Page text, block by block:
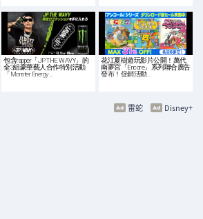
包含rapper「JP THE WAVY」的
全3組豪華藝人合作特別活動
「Monster Energy…
花江夏樹遊玩影片公開！萬代
南夢宮「Encore」系列聯合廣告
發布！促銷活動…
Disney+
雷蛇